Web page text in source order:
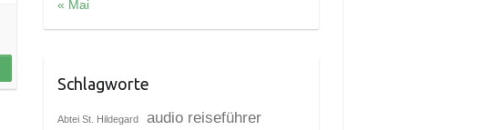
« Mai
Schlagworte
Abtei St. Hildegard audio reiseführer